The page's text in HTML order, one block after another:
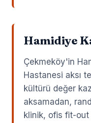
Hamidiye
Çekmeköy'in
Hastanesi aksı
kültürü değer
aksamadan,
klinik, ofis fit-